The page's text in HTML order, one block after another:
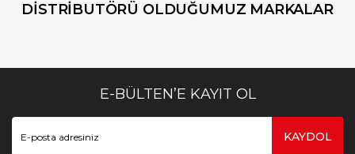
DİSTRİBUTÖRÜ OLDUĞUMUZ MARKALAR
E-BÜLTEN’E KAYIT OL
KAYDOL